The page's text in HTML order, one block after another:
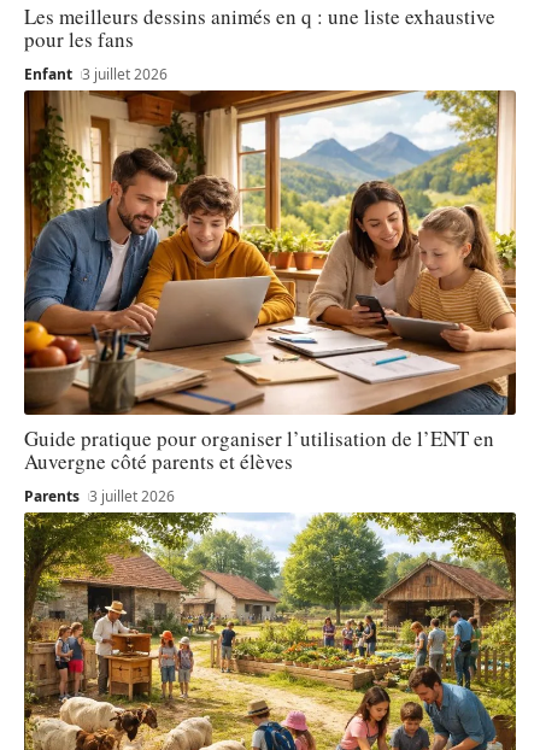
Les meilleurs dessins animés en q : une liste exhaustive
pour les fans
Enfant 3 juillet 2026
Guide pratique pour organiser l’utilisation de l’ENT en
Auvergne côté parents et élèves
Parents 3 juillet 2026